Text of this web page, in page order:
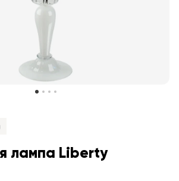
лампа Liberty